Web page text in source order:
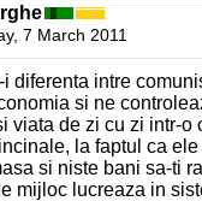
7 March 2011
i diferenta intre
si ne
viata de zi cu zi intr-
la faptul ca
si niste bani sa-ti
mijloc lucreaza in